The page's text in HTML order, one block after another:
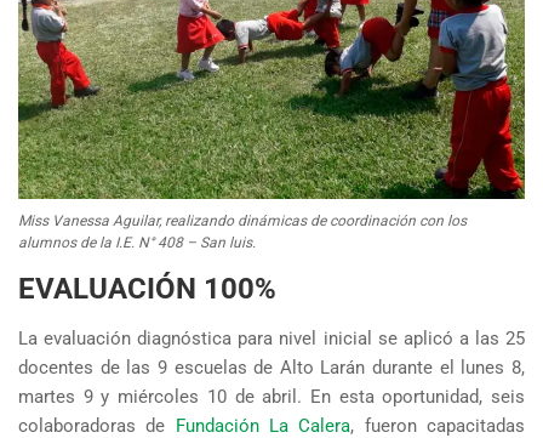
Miss Vanessa Aguilar, realizando dinámicas de coordinación con los
alumnos de la I.E. N° 408 – San luis.
EVALUACIÓN 100%
La evaluación diagnóstica para nivel inicial se aplicó a las 25
docentes de las 9 escuelas de Alto Larán durante el lunes 8,
martes 9 y miércoles 10 de abril. En esta oportunidad, seis
colaboradoras de Fundación La Calera, fueron capacitadas